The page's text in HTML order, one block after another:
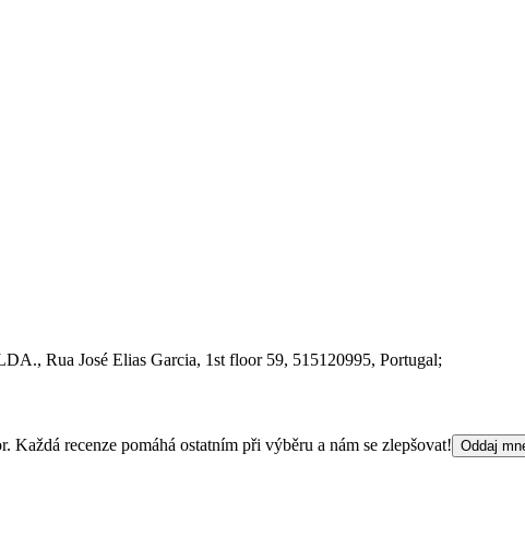
, Rua José Elias Garcia, 1st floor 59, 515120995, Portugal;
Každá recenze pomáhá ostatním při výběru a nám se zlepšovat! Oddaj